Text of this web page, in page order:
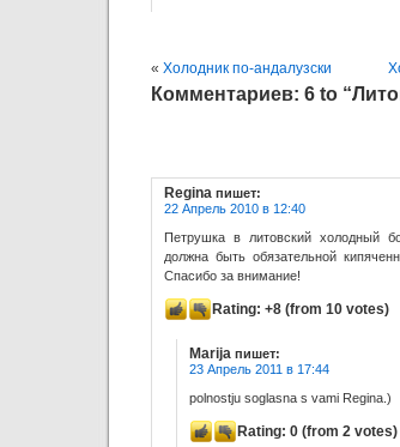
« Холодник по-андалузски
Комментариев: 6 to
Regina пишет:
22 Апрель 2010 в 12:40
Петрушка в литовский холодный
должна быть обязательной
Спасибо за внимание!
Rating: +8 (from 10 votes)
Marija пишет:
23 Апрель 2011 в 17:44
polnostju soglasna s vami Regina.)
Rating: 0 (from 2 votes)